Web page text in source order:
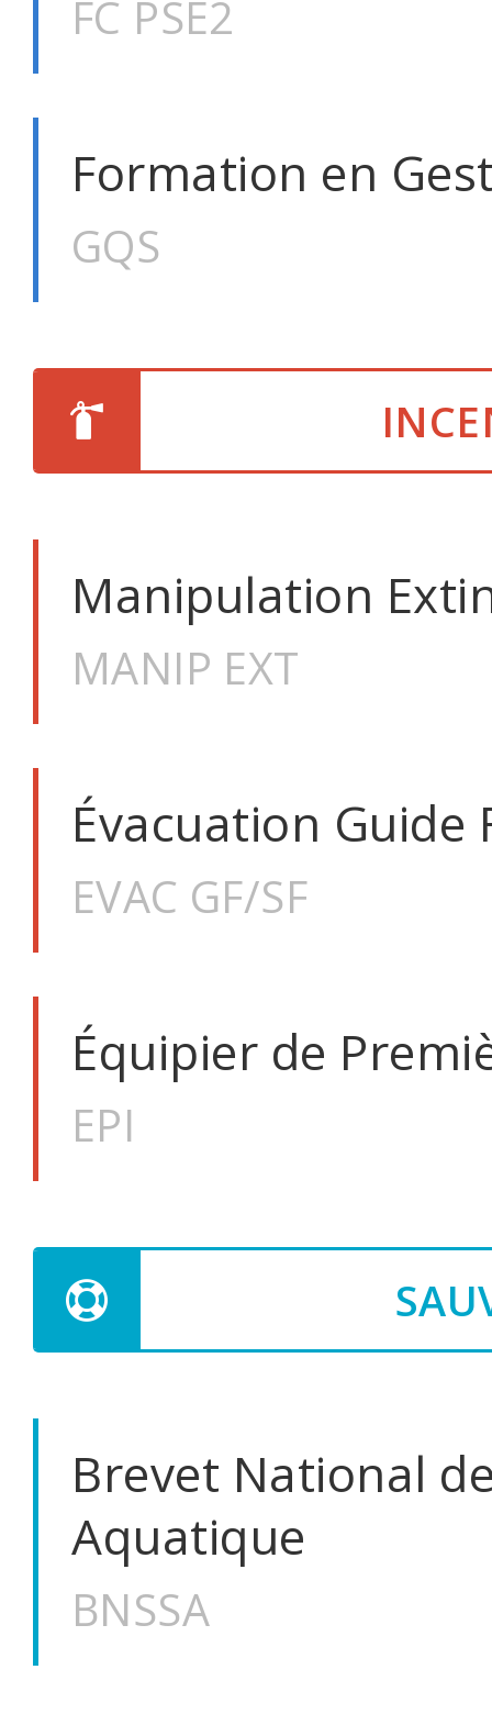
FC PSE2
Formation en
GQS
Manipulation
MANIP EXT
Évacuation Guide
EVAC GF/SF
Équipier de
EPI
Brevet National
Aquatique
BNSSA